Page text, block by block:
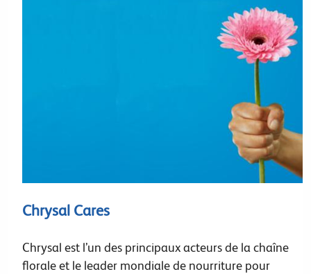
Chrysal Cares
Chrysal est l’un des principaux acteurs de la chaîne
florale et le leader mondiale de nourriture pour